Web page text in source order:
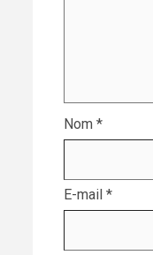
Nom *
E-mail *